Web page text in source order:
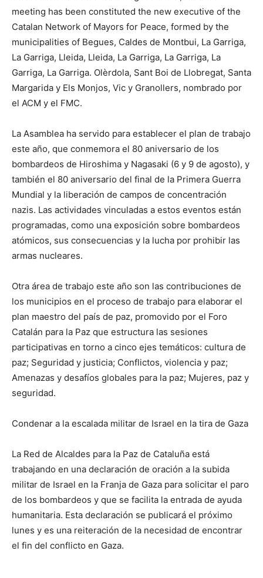
meeting has been constituted the new executive of the
Catalan Network of Mayors for Peace, formed by the
municipalities of Begues, Caldes de Montbui, La Garriga,
La Garriga, Lleida, Lleida, La Garriga, La Garriga, La
Garriga, La Garriga. Olèrdola, Sant Boi de Llobregat, Santa
Margarida y Els Monjos, Vic y Granollers, nombrado por
el ACM y el FMC.
La Asamblea ha servido para establecer el plan de trabajo
este año, que conmemora el 80 aniversario de los
bombardeos de Hiroshima y Nagasaki (6 y 9 de agosto), y
también el 80 aniversario del final de la Primera Guerra
Mundial y la liberación de campos de concentración
nazis. Las actividades vinculadas a estos eventos están
programadas, como una exposición sobre bombardeos
atómicos, sus consecuencias y la lucha por prohibir las
armas nucleares.
Otra área de trabajo este año son las contribuciones de
los municipios en el proceso de trabajo para elaborar el
plan maestro del país de paz, promovido por el Foro
Catalán para la Paz que estructura las sesiones
participativas en torno a cinco ejes temáticos: cultura de
paz; Seguridad y justicia; Conflictos, violencia y paz;
Amenazas y desafíos globales para la paz; Mujeres, paz y
seguridad.
Condenar a la escalada militar de Israel en la tira de Gaza
La Red de Alcaldes para la Paz de Cataluña está
trabajando en una declaración de oración a la subida
militar de Israel en la Franja de Gaza para solicitar el paro
de los bombardeos y que se facilita la entrada de ayuda
humanitaria. Esta declaración se publicará el próximo
lunes y es una reiteración de la necesidad de encontrar
el fin del conflicto en Gaza.